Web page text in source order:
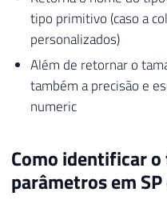
tipo primitivo (caso a
personalizados)
Além de retornar o
também a precisão e
numeric
Como identificar
parâmetros em